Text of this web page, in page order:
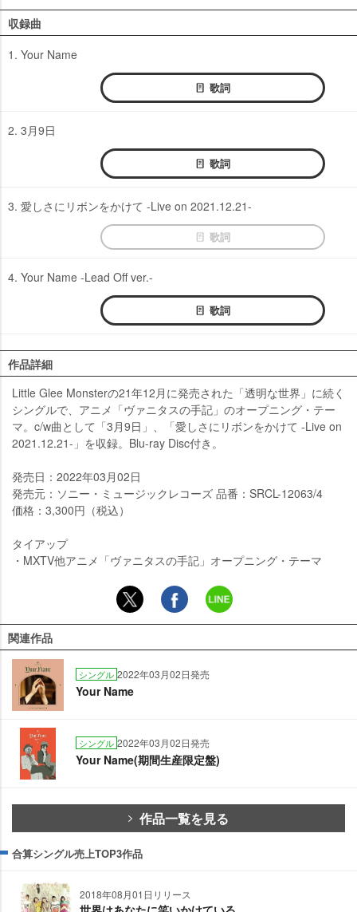
収録曲
1. Your Name
歌詞
2. 3月9日
歌詞
3. 愛しさにリボンをかけて -Live on 2021.12.21-
歌詞
4. Your Name -Lead Off ver.-
歌詞
作品詳細
Little Glee Monsterの21年12月に発売された「透明な世界」に続く
シングルで、アニメ「ヴァニタスの手記」のオープニング・テー
マ。c/w曲として「3月9日」、「愛しさにリボンをかけて -Live on
2021.12.21-」を収録。Blu-ray Disc付き。
発売日：2022年03月02日
発売元：ソニー・ミュージックレコーズ 品番：SRCL-12063/4
価格：3,300円（税込）
タイアップ
・MXTV他アニメ「ヴァニタスの手記」オープニング・テーマ
関連作品
シングル 2022年03月02日発売
Your Name
シングル 2022年03月02日発売
Your Name(期間生産限定盤)
作品一覧を見る
合算シングル売上TOP3作品
2018年08月01日リリース